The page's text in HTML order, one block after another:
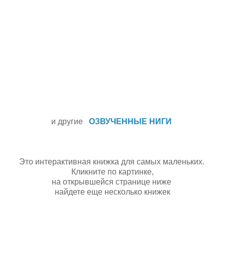
и другие ОЗВУЧЕННЫЕ НИГИ
Это интерактивная книжка для самых маленьких.
Кликните по картинке,
на открывшейся странице ниже
найдете еще несколько книжек